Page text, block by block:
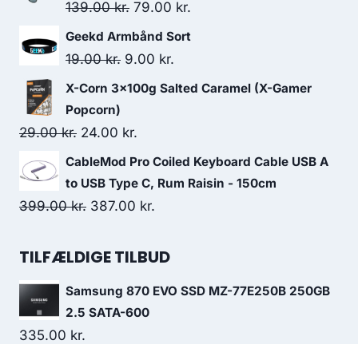
199.00 kr..
139.00kr. Original
price
was:
79.00 kr.
price
Geekd Armbånd Sort
19.00kr. Original
price
19.00 kr..
9.00 kr.
price
X-Corn 3x100g Salted Caramel (X-Gamer
Popcorn)
29.00kr. Original
price
was:
29.00 kr..
24.00 kr.
price
is:
24.00 kr..
CableMod Pro Coiled Keyboard Cable USB A
to USB Type C, Rum Raisin - 150cm
399.00kr. Original
was:
387.00 kr.
is:
TILFÆLDIGE TILBUD
Samsung 870 EVO SSD MZ-77E250B 250GB
2.5 SATA-600
335.00 kr.